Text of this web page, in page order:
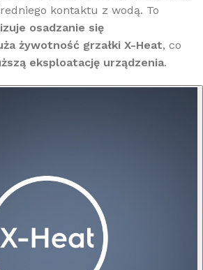
kontaktu z wodą. To
osadzanie się
żywotność grzałki X-Heat, co
eksploatację urządzenia.